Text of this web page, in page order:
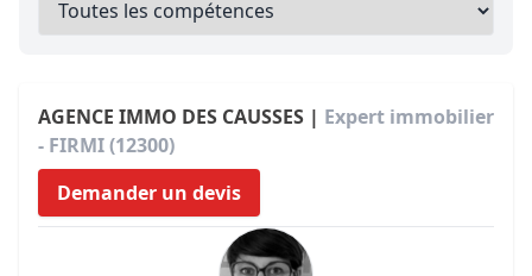
AGENCE IMMO DES CAUSSES | Expert immobilier
- FIRMI (12300)
Demander un devis